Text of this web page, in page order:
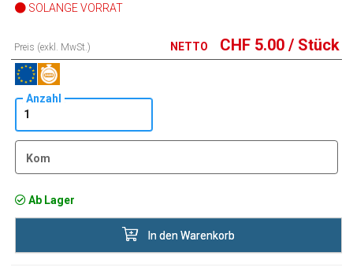
SOLANGE VORRAT
Preis (exkl. MwSt.) NETTO CHF 5.00 / Stück
Anzahl
Kom
Ab Lager
In den Warenkorb